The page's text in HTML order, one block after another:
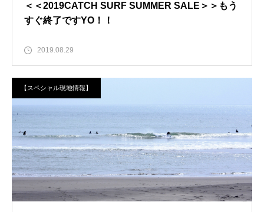
＜＜2019CATCH SURF SUMMER SALE＞＞もう
すぐ終了ですYO！！
2019.08.29
【スペシャル現地情報】